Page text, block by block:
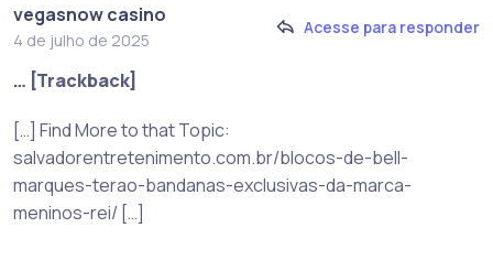
vegasnow casino
4 de julho de 2025
Acesse para responder
… [Trackback]
[…] Find More to that Topic:
salvadorentretenimento.com.br/blocos-de-bell-
marques-terao-bandanas-exclusivas-da-marca-
meninos-rei/ […]